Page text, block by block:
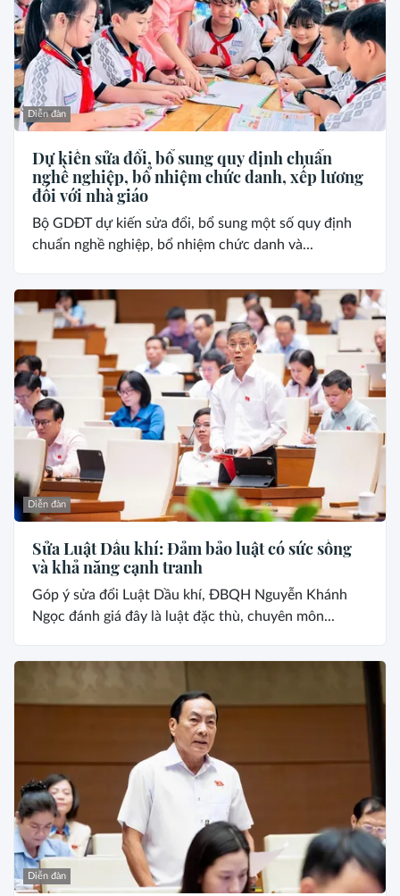
Diễn đàn
Dự kiến sửa đổi, bổ sung quy định chuẩn
nghề nghiệp, bổ nhiệm chức danh, xếp lương
đối với nhà giáo
Bộ GDĐT dự kiến sửa đổi, bổ sung một số quy định
chuẩn nghề nghiệp, bổ nhiệm chức danh và...
Diễn đàn
Sửa Luật Dầu khí: Đảm bảo luật có sức sống
và khả năng cạnh tranh
Góp ý sửa đổi Luật Dầu khí, ĐBQH Nguyễn Khánh
Ngọc đánh giá đây là luật đặc thù, chuyên môn...
Diễn đàn